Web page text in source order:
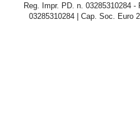
Reg. Impr. PD. n. 03285310284 -
03285310284 | Cap. Soc. Euro